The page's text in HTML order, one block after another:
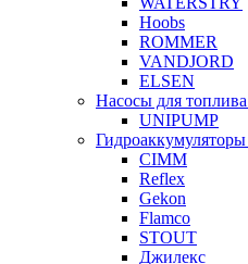
Hoobs
ROMMER
VANDJORD
ELSEN
Насосы для топлива
UNIPUMP
Гидроаккумуляторы
CIMM
Reflex
Gekon
Flamco
STOUT
Джилекс